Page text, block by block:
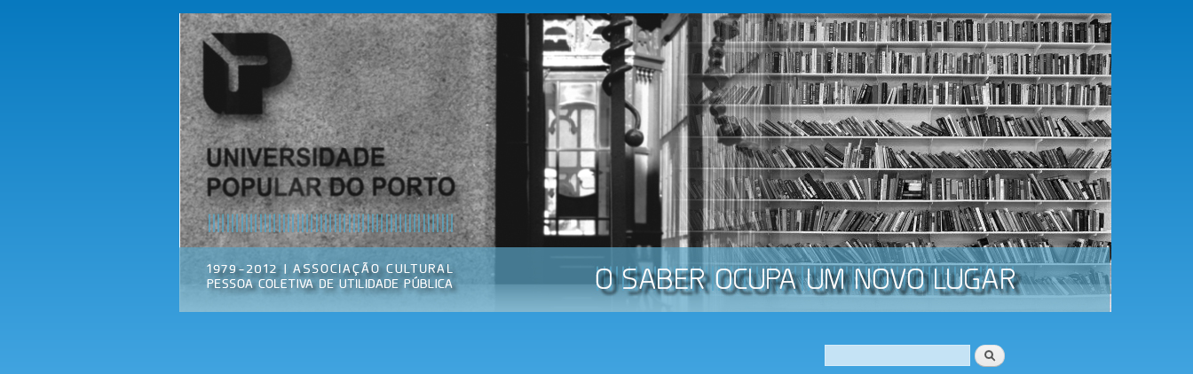
Passar
para o
conteúdo
principal
Universidade
Popular do
Porto
Associação
Cultural
Formulário de procura
Procurar